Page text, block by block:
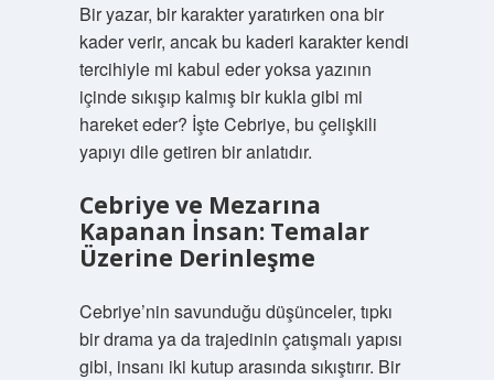
Bir yazar, bir karakter yaratırken ona bir
kader verir, ancak bu kaderi karakter kendi
tercihiyle mi kabul eder yoksa yazının
içinde sıkışıp kalmış bir kukla gibi mi
hareket eder? İşte Cebriye, bu çelişkili
yapıyı dile getiren bir anlatıdır.
Cebriye ve Mezarına
Kapanan İnsan: Temalar
Üzerine Derinleşme
Cebriye’nin savunduğu düşünceler, tıpkı
bir drama ya da trajedinin çatışmalı yapısı
gibi, insanı iki kutup arasında sıkıştırır. Bir